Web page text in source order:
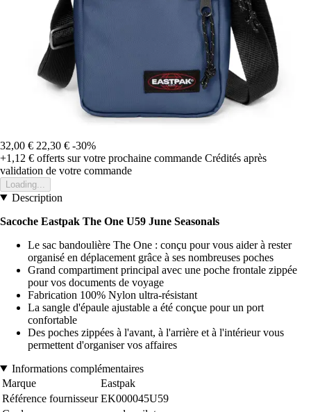
32,00 € 22,30 € -30%
+1,12 € offerts sur votre prochaine commande Crédités après
validation de votre commande
Loading...
Description
Sacoche Eastpak The One U59 June Seasonals
Le sac bandoulière The One : conçu pour vous aider à rester
organisé en déplacement grâce à ses nombreuses poches
Grand compartiment principal avec une poche frontale zippée
pour vos documents de voyage
Fabrication 100% Nylon ultra-résistant
La sangle d'épaule ajustable a été conçue pour un port
confortable
Des poches zippées à l'avant, à l'arrière et à l'intérieur vous
permettent d'organiser vos affaires
Informations complémentaires
Marque
Eastpak
Référence fournisseur EK000045U59